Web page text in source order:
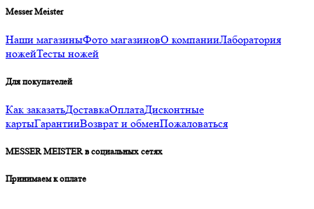
Messer Meister
Наши магазиныФото магазиновО компанииЛаборатория
ножейТесты ножей
Для покупателей
Как заказатьДоставкаОплатаДисконтные
картыГарантииВозврат и обменПожаловаться
MESSER MEISTER в социальных сетях
Принимаем к оплате